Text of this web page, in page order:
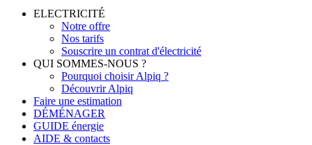
ELECTRICITÉ
Notre offre
Nos tarifs
Souscrire un contrat d'électricité
QUI SOMMES-NOUS ?
Pourquoi choisir Alpiq ?
Découvrir Alpiq
Faire une estimation
DÉMÉNAGER
GUIDE énergie
AIDE & contacts